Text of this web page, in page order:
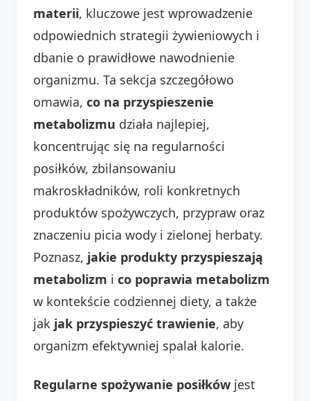
materii, kluczowe jest wprowadzenie
odpowiednich strategii żywieniowych i
dbanie o prawidłowe nawodnienie
organizmu. Ta sekcja szczegółowo
omawia, co na przyspieszenie
metabolizmu działa najlepiej,
koncentrując się na regularności
posiłków, zbilansowaniu
makroskładników, roli konkretnych
produktów spożywczych, przypraw oraz
znaczeniu picia wody i zielonej herbaty.
Poznasz, jakie produkty przyspieszają
metabolizm i co poprawia metabolizm
w kontekście codziennej diety, a także
jak jak przyspieszyć trawienie, aby
organizm efektywniej spalał kalorie.
Regularne spożywanie posiłków jest